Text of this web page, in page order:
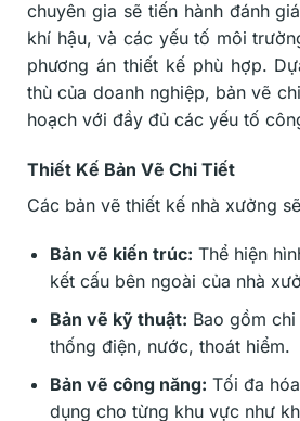
chuyên gia sẽ tiến hành đánh
khí hậu, và các yếu tố môi
phương án thiết kế phù hợp.
thù của doanh nghiệp, bản vẽ
hoạch với đầy đủ các yếu tố
Thiết Kế Bản Vẽ Chi Tiết
Các bản vẽ thiết kế nhà xưởng
Bản vẽ kiến trúc: Thể hiện
kết cấu bên ngoài của nhà
Bản vẽ kỹ thuật: Bao gồm
thống điện, nước, thoát hiểm.
Bản vẽ công năng: Tối đa
dụng cho từng khu vực như